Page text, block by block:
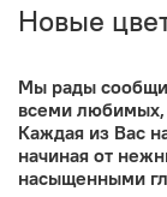
Новые
Мы рады
всеми любимых,
Каждая из Вас
начиная от
насыщенными